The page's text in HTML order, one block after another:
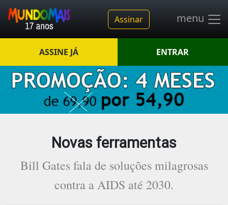
Assinar menu
ASSINE JÁ ENTRAR
Novas ferramentas
Bill Gates fala de soluções milagrosas
contra a AIDS até 2030.